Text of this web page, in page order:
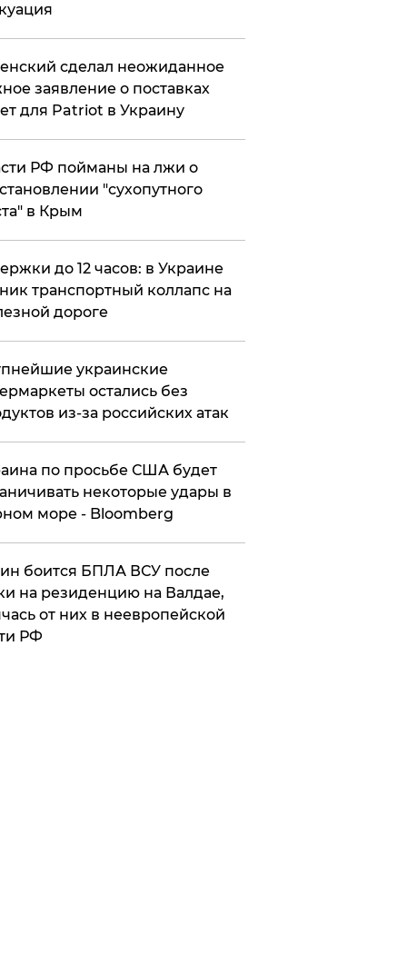
сделал неожиданное
заявление о поставках
для Patriot в Украину
РФ пойманы на лжи о
"сухопутного
в Крым
до 12 часов: в Украине
транспортный коллапс на
дороге
украинские
остались без
из-за российских атак
по просьбе США будет
некоторые удары в
море - Bloomberg
боится БПЛА ВСУ после
на резиденцию на Валдае,
от них в неевропейской
РФ